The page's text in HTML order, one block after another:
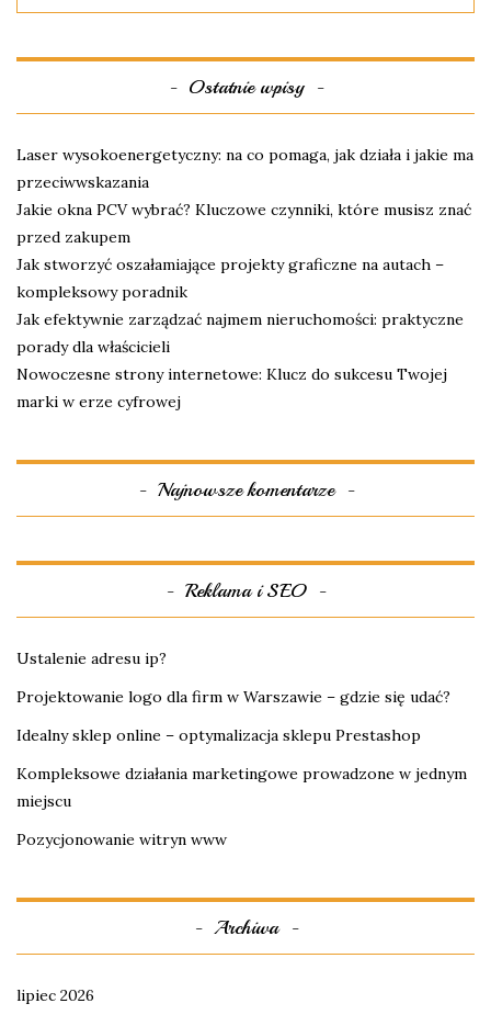
Ostatnie wpisy
Laser wysokoenergetyczny: na co pomaga, jak działa i jakie ma
przeciwwskazania
Jakie okna PCV wybrać? Kluczowe czynniki, które musisz znać
przed zakupem
Jak stworzyć oszałamiające projekty graficzne na autach –
kompleksowy poradnik
Jak efektywnie zarządzać najmem nieruchomości: praktyczne
porady dla właścicieli
Nowoczesne strony internetowe: Klucz do sukcesu Twojej
marki w erze cyfrowej
Najnowsze komentarze
Reklama i SEO
Ustalenie adresu ip?
Projektowanie logo dla firm w Warszawie – gdzie się udać?
Idealny sklep online – optymalizacja sklepu Prestashop
Kompleksowe działania marketingowe prowadzone w jednym
miejscu
Pozycjonowanie witryn www
Archiwa
lipiec 2026